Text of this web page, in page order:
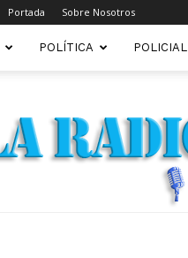
Portada Sobre Nosotros
POLÍTICA POLICIAL